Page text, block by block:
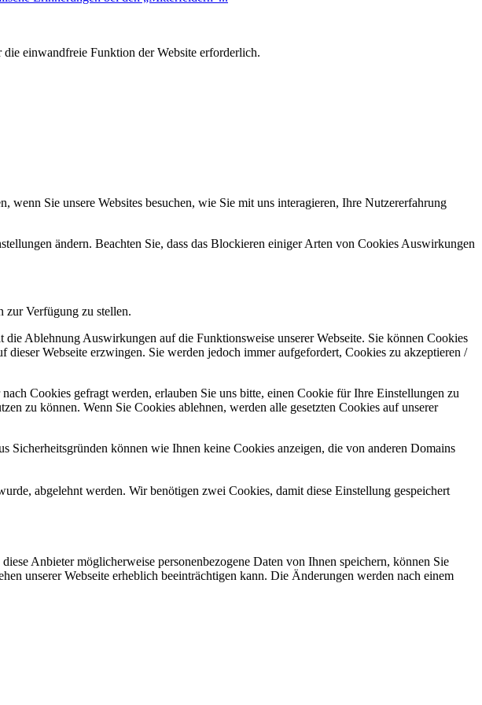
einwandfreie Funktion der Website erforderlich.
Sie unsere Websites besuchen, wie Sie mit uns interagieren, Ihre Nutzererfahrung
ändern. Beachten Sie, dass das Blockieren einiger Arten von Cookies Auswirkungen
zur Verfügung zu stellen.
Ablehnung Auswirkungen auf die Funktionsweise unserer Webseite. Sie können Cookies
Webseite erzwingen. Sie werden jedoch immer aufgefordert, Cookies zu akzeptieren /
Cookies gefragt werden, erlauben Sie uns bitte, einen Cookie für Ihre Einstellungen zu
zu können. Wenn Sie Cookies ablehnen, werden alle gesetzten Cookies auf unserer
können wie Ihnen keine Cookies anzeigen, die von anderen Domains
abgelehnt werden. Wir benötigen zwei Cookies, damit diese Einstellung gespeichert
Anbieter möglicherweise personenbezogene Daten von Ihnen speichern, können Sie
unserer Webseite erheblich beeinträchtigen kann. Die Änderungen werden nach einem